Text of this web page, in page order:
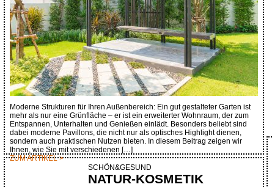
Moderne Strukturen für Ihren Außenbereich: Ein gut gestalteter Garten ist
mehr als nur eine Grünfläche – er ist ein erweiterter Wohnraum, der zum
Entspannen, Unterhalten und Genießen einlädt. Besonders beliebt sind
dabei moderne Pavillons, die nicht nur als optisches Highlight dienen,
sondern auch praktischen Nutzen bieten. In diesem Beitrag zeigen wir
Ihnen, wie Sie mit verschiedenen […]
ZUM ARTIKEL >
SCHÖN&GESUND
NATUR-KOSMETIK